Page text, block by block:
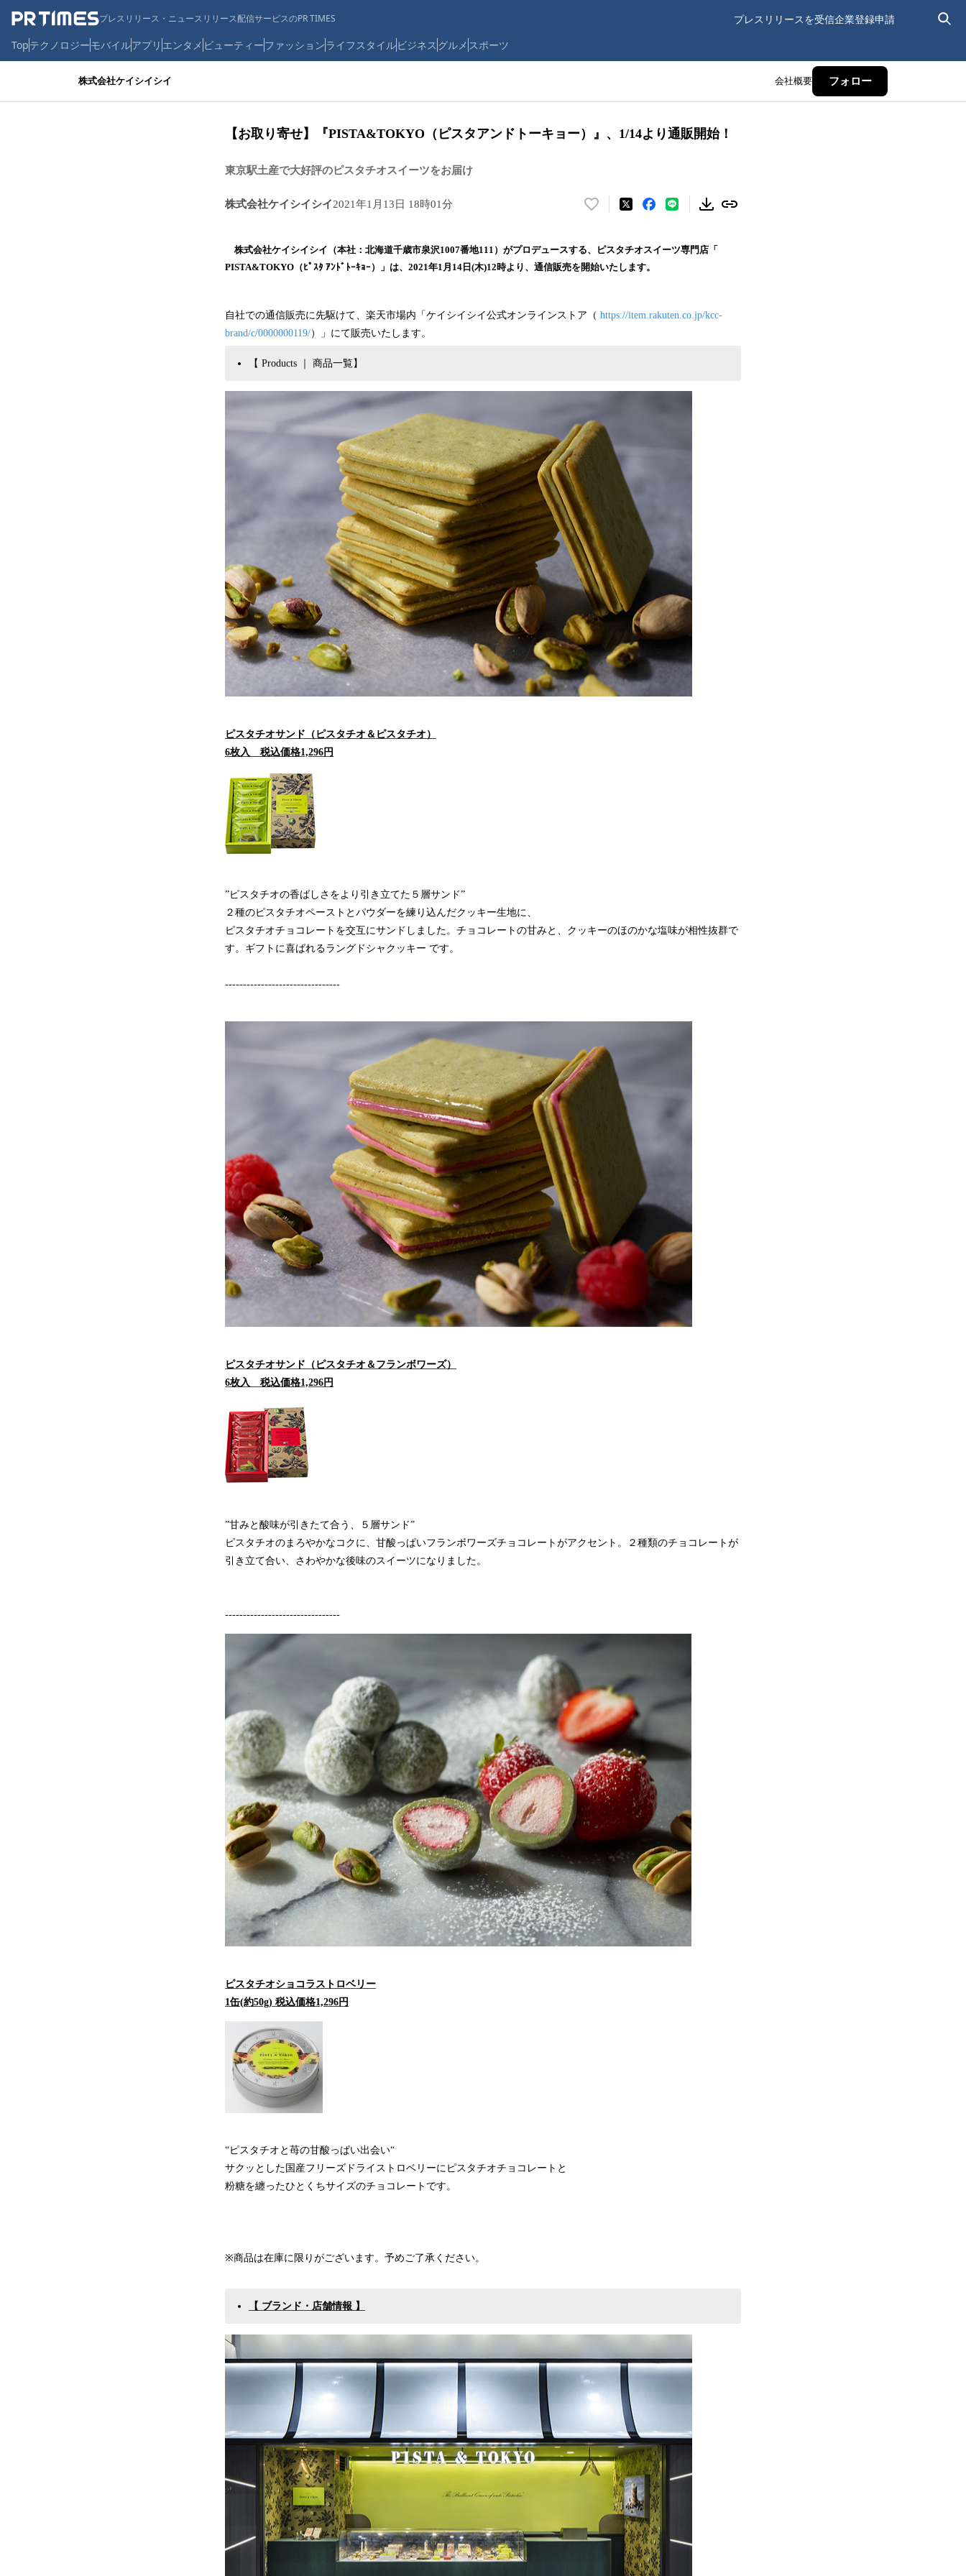
プレスリリース・ニュースリリース配信サービスのPR TIMES プレスリリースを受信企業登録申請
Topテクノロジーモバイルアプリ エンタメ ビューティーファッションライフスタイルビジネス グルメ スポーツ
株式会社ケイシイシイ 会社概要 フォロー
【お取り寄せ】『PISTA&TOKYO（ピスタアンドトーキョー）』、1/14より通販開始！
東京駅土産で大好評のピスタチオスイーツをお届け
株式会社ケイシイシイ2021年1月13日 18時01分
い
！
数
み
す
株式会社ケイシイシイ（本社：北海道千歳市泉沢1007番地111）がプロデュースする、ピスタチオスイーツ専門店「
PISTA&TOKYO（ﾋﾟｽﾀ ｱﾝﾄﾞﾄｰｷｮｰ）」は、2021年1月14日(木)12時より、通信販売を開始いたします。
自社での通信販売に先駆けて、楽天市場内「ケイシイシイ公式オンラインストア（ https://item.rakuten.co.jp/kcc-
brand/c/0000000119/）」にて販売いたします。
【 Products ｜ 商品一覧】
ピスタチオサンド（ピスタチオ＆ピスタチオ）
6枚入 税込価格1,296円
”ピスタチオの⾹ばしさをより引き⽴てた５層サンド”
２種のピスタチオペーストとパウダーを練り込んだクッキー生地に、
ピスタチオチョコレートを交互にサンドしました。チョコレートの⽢みと、クッキーのほのかな塩味が相性抜群で
す。ギフトに喜ばれるラングドシャクッキー です。
--------------------------------
ピスタチオサンド（ピスタチオ＆フランボワーズ）
6枚入 税込価格1,296円
”⽢みと酸味が引きたて合う、５層サンド”
ピスタチオのまろやかなコクに、⽢酸っぱいフランボワーズチョコレートがアクセント。２種類のチョコレートが
引き⽴て合い、さわやかな後味のスイーツになりました。
--------------------------------
ピスタチオショコラストロベリー
1缶(約50g) 税込価格1,296円
“ピスタチオと苺の甘酸っぱい出会い“
サクッとした国産フリーズドライストロベリーにピスタチオチョコレートと
粉糖を纏ったひとくちサイズのチョコレートです。
※商品は在庫に限りがございます。予めご了承ください。
【 ブランド・店舗情報 】